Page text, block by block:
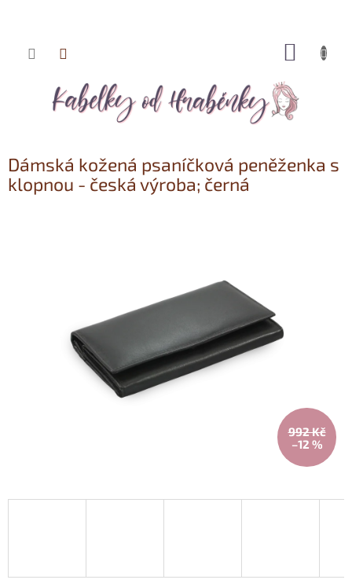
Přejít
Dámská kožená psaníčková peněženka s
klopnou - česká výroba; černá
992 Kč
–12 %